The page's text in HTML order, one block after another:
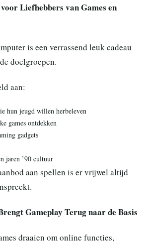
Liefhebbers van Games en
is een verrassend leuk cadeau
doelgroepen.
aan:
hun jeugd willen herbeleven
games ontdekken
gadgets
jaren ’90 cultuur
aan spellen is er vrijwel altijd
Gameplay Terug naar de Basis
draaien om online functies,